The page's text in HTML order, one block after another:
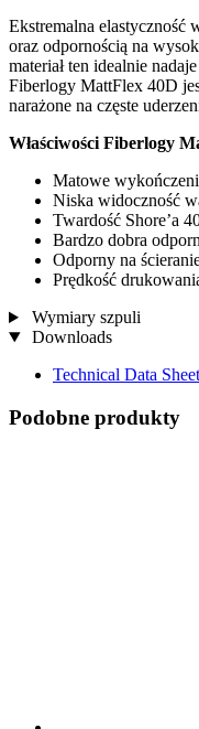
Ekstremalna elastyczność
oraz odpornością na
materiał ten idealnie
Fiberlogy MattFlex 40D
narażone na częste
Właściwości Fiberlogy
Matowe
Niska widoczność
Twardość Shore’a
Bardzo dobra
Odporny na
Prędkość
Wymiary szpuli
Downloads
Technical Data Sheet
Podobne produkty